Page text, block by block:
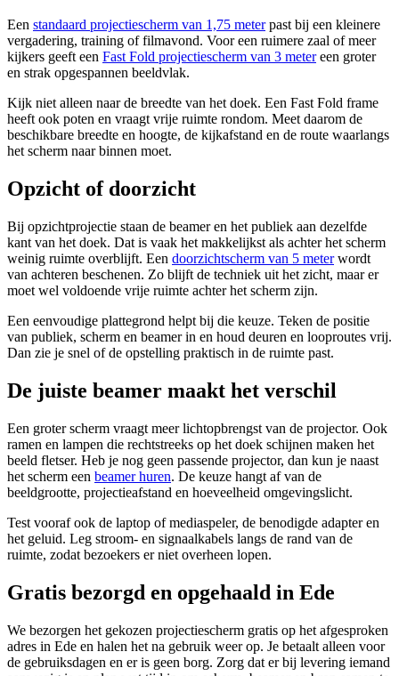
Een standaard projectiescherm van 1,75 meterpast bij een kleinere
vergadering, training of filmavond. Voor een ruimere zaal of meer
kijkers geeft een Fast Fold projectiescherm van 3 metereen groter
en strak opgespannen beeldvlak.
Kijk niet alleen naar de breedte van het doek. Een Fast Fold frame
heeft ook poten en vraagt vrije ruimte rondom. Meet daarom de
beschikbare breedte en hoogte, de kijkafstand en de route waarlangs
het scherm naar binnen moet.
Opzicht of doorzicht
Bij opzichtprojectie staan de beamer en het publiek aan dezelfde
kant van het doek. Dat is vaak het makkelijkst als achter het scherm
weinig ruimte overblijft. Een doorzichtscherm van 5 meterwordt
van achteren beschenen. Zo blijft de techniek uit het zicht, maar er
moet wel voldoende vrije ruimte achter het scherm zijn.
Een eenvoudige plattegrond helpt bij die keuze. Teken de positie
van publiek, scherm en beamer in en houd deuren en looproutes vrij.
Dan zie je snel of de opstelling praktisch in de ruimte past.
De juiste beamer maakt het verschil
Een groter scherm vraagt meer lichtopbrengst van de projector. Ook
ramen en lampen die rechtstreeks op het doek schijnen maken het
beeld fletser. Heb je nog geen passende projector, dan kun je naast
het scherm een beamer huren. De keuze hangt af van de
beeldgrootte, projectieafstand en hoeveelheid omgevingslicht.
Test vooraf ook de laptop of mediaspeler, de benodigde adapter en
het geluid. Leg stroom- en signaalkabels langs de rand van de
ruimte, zodat bezoekers er niet overheen lopen.
Gratis bezorgd en opgehaald in Ede
We bezorgen het gekozen projectiescherm gratis op het afgesproken
adres in Ede en halen het na gebruik weer op. Je betaalt alleen voor
de gebruiksdagen en er is geen borg. Zorg dat er bij levering iemand